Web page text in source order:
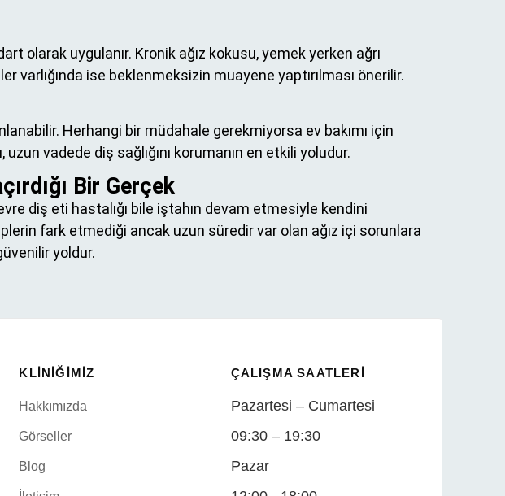
olarak uygulanır. Kronik ağız kokusu, yemek yerken ağrı
ise beklenmeksizin muayene yaptırılması önerilir.
Herhangi bir müdahale gerekmiyorsa ev bakımı için
uzun vadede diş sağlığını korumanın en etkili yoludur.
Bir Gerçek
diş eti hastalığı bile iştahın devam etmesiyle kendini
fark etmediği ancak uzun süredir var olan ağız içi sorunlara
yoldur.
KLINIĞIMIZ
Hakkımızda
Görseller
Blog
ÇALIŞMA SAATLERI
Pazartesi – Cumartesi
09:30 – 19:30
Pazar